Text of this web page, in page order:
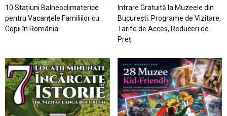
10 Stațiuni Balneoclimaterice
pentru Vacanțele Familiilor cu
Copii în România
Intrare Gratuită la Muzeele din
București. Programe de Vizitare,
Tarife de Acces, Reduceri de
Preț